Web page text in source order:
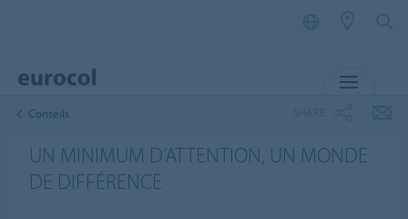
Conseils
UN MINIMUM D’ATTENTION, UN MONDE
DE DIFFÉRENCE